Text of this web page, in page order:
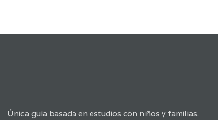
Única guía basada en estudios con niños y familias.